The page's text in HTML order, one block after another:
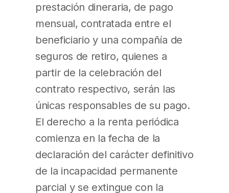
prestación dineraria, de pago
mensual, contratada entre el
beneficiario y una compañía de
seguros de retiro, quienes a
partir de la celebración del
contrato respectivo, serán las
únicas responsables de su pago.
El derecho a la renta periódica
comienza en la fecha de la
declaración del carácter definitivo
de la incapacidad permanente
parcial y se extingue con la